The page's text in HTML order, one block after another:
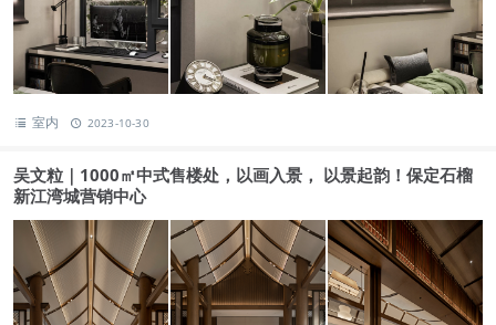
室内 2023-10-30
吴文粒｜1000㎡中式售楼处，以画入景， 以景起韵！保定石榴
新江湾城营销中心